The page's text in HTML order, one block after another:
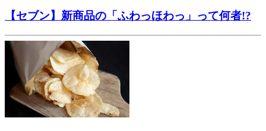
【セブン】新商品の「ふわっほわっ」って何者!?